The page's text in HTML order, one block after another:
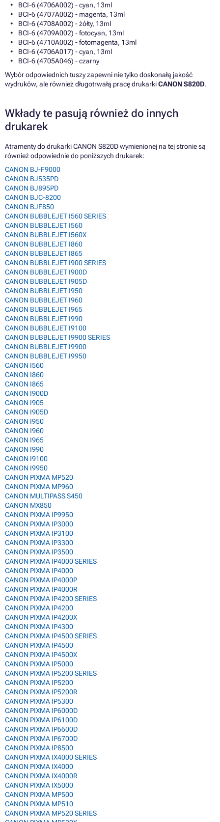
BCI-6 (4706A002) - cyan, 13ml
BCI-6 (4707A002) - magenta, 13ml
BCI-6 (4708A002) - żółty, 13ml
BCI-6 (4709A002) - fotocyan, 13ml
BCI-6 (4710A002) - fotomagenta, 13ml
BCI-6 (4706A017) - cyan, 13ml
BCI-6 (4705A046) - czarny
Wybór odpowiednich tuszy zapewni nie tylko doskonałą jakość
wydruków, ale również długotrwałą pracę drukarkiCANON S820D.
Wkłady te pasują również do innych
drukarek
Atramenty do drukarki CANON S820D wymienionej na tej stronie są
również odpowiednie do poniższych drukarek:
CANON BJ-F9000
CANON BJ535PD
CANON BJ895PD
CANON BJC-8200
CANON BJF850
CANON BUBBLEJET I560 SERIES
CANON BUBBLEJET I560
CANON BUBBLEJET I560X
CANON BUBBLEJET I860
CANON BUBBLEJET I865
CANON BUBBLEJET I900 SERIES
CANON BUBBLEJET I900D
CANON BUBBLEJET I905D
CANON BUBBLEJET I950
CANON BUBBLEJET I960
CANON BUBBLEJET I965
CANON BUBBLEJET I990
CANON BUBBLEJET I9100
CANON BUBBLEJET I9900 SERIES
CANON BUBBLEJET I9900
CANON BUBBLEJET I9950
CANON I560
CANON I860
CANON I865
CANON I900D
CANON I905
CANON I905D
CANON I950
CANON I960
CANON I965
CANON I990
CANON I9100
CANON I9950
CANON PIXMA MP520
CANON PIXMA MP960
CANON MULTIPASS S450
CANON MX850
CANON PIXMA IP9950
CANON PIXMA IP3000
CANON PIXMA IP3100
CANON PIXMA IP3300
CANON PIXMA IP3500
CANON PIXMA IP4000 SERIES
CANON PIXMA IP4000
CANON PIXMA IP4000P
CANON PIXMA IP4000R
CANON PIXMA IP4200 SERIES
CANON PIXMA IP4200
CANON PIXMA IP4200X
CANON PIXMA IP4300
CANON PIXMA IP4500 SERIES
CANON PIXMA IP4500
CANON PIXMA IP4500X
CANON PIXMA IP5000
CANON PIXMA IP5200 SERIES
CANON PIXMA IP5200
CANON PIXMA IP5200R
CANON PIXMA IP5300
CANON PIXMA IP6000D
CANON PIXMA IP6100D
CANON PIXMA IP6600D
CANON PIXMA IP6700D
CANON PIXMA IP8500
CANON PIXMA IX4000 SERIES
CANON PIXMA IX4000
CANON PIXMA IX4000R
CANON PIXMA IX5000
CANON PIXMA MP500
CANON PIXMA MP510
CANON PIXMA MP520 SERIES